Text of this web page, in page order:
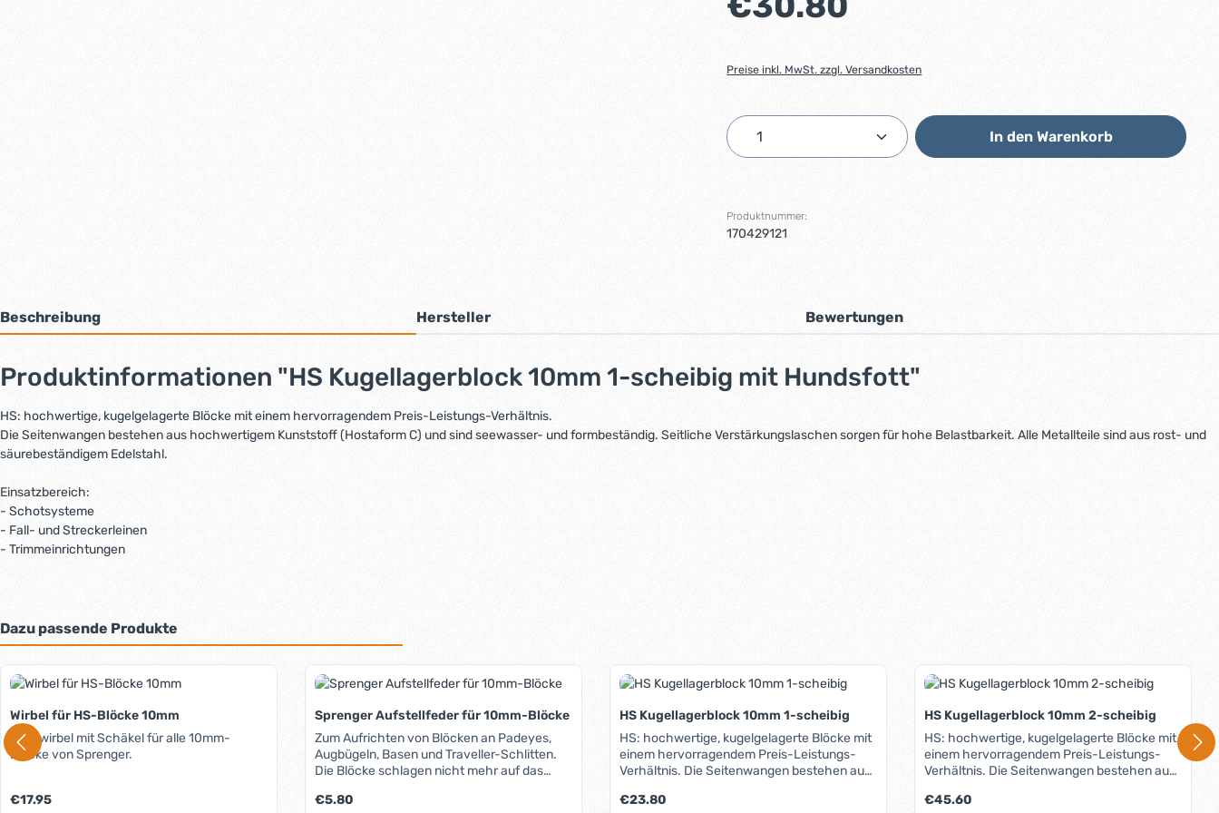
Preise inkl. MwSt. zzgl. Versandkosten
Produkt Anzahl: Gib den gewünschten Wert ein
In den Warenkorb
Produktnummer:
170429121
Beschreibung Hersteller Bewertungen
Produktinformationen "HS Kugellagerblock 10mm 1-scheibig mit Hundsfott"
HS: hochwertige, kugelgelagerte Blöcke mit einem hervorragendem Preis-Leistungs-Verhältnis.
Die Seitenwangen bestehen aus hochwertigem Kunststoff (Hostaform C) und sind seewasser- und formbeständig. Seitliche Verstärkungslaschen sorgen für hohe Belastbarkeit. Alle Metallteile sind aus rost- und
säurebeständigem Edelstahl.
Einsatzbereich:
- Schotsysteme
- Fall- und Streckerleinen
- Trimmeinrichtungen
Dazu passende Produkte
Produktgalerie überspringen
Wirbel für HS-Blöcke 10mm
Drehwirbel mit Schäkel für alle 10mm-
Blöcke von Sprenger.
Regulärer Preis:
€17.95
Sprenger Aufstellfeder für 10mm-Blöcke
Zum Aufrichten von Blöcken an Padeyes,
Augbügeln, Basen und Traveller-Schlitten.
Die Blöcke schlagen nicht mehr auf das
Regulärer Preis:
€5.80
HS Kugellagerblock 10mm 1-scheibig
HS: hochwertige, kugelgelagerte Blöcke mit
einem hervorragendem Preis-Leistungs-
Verhältnis. Die Seitenwangen bestehen aus
sind seewasser- und formbeständig.
Regulärer Preis:
€23.80
HS Kugellagerblock 10mm 2-scheibig
HS: hochwertige, kugelgelagerte Blöcke mit
einem hervorragendem Preis-Leistungs-
Verhältnis. Die Seitenwangen bestehen aus
sind seewasser- und formbeständig.
Regulärer Preis:
€45.60